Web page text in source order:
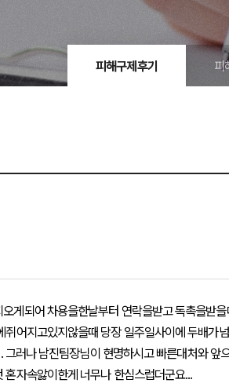
피해구제후기 피
게되어 차용을한날부터 연락을받고 독촉을받
어지고있지않을때 당장 일주일사이에 두배
러나 남진팀장님이 현명하시고 빠른대처와
자속앓이한게 너무나 한심스럽더군요...